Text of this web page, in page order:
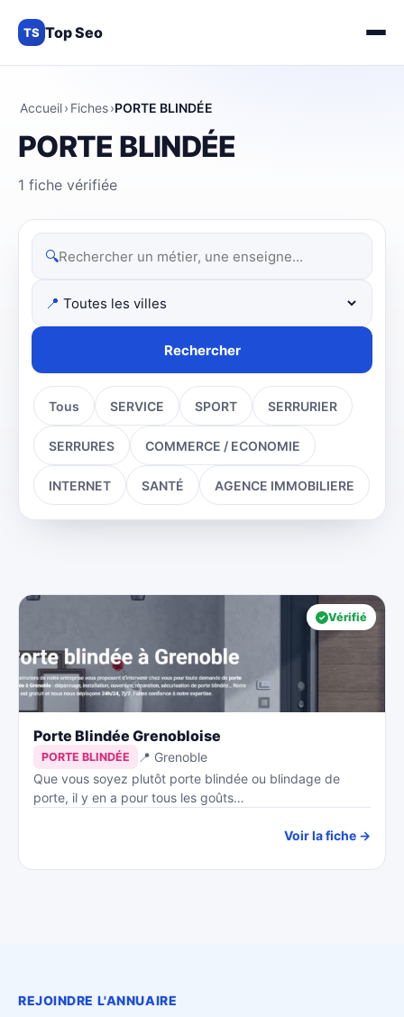
TS Top Seo
Accueil› Fiches›PORTE BLINDÉE
PORTE BLINDÉE
1 fiche vérifiée
🔍
📍
Rechercher
Tous SERVICE SPORT SERRURIER
SERRURES COMMERCE / ECONOMIE
INTERNET SANTÉ AGENCE IMMOBILIERE
Vérifié
Porte Blindée Grenobloise
PORTE BLINDÉE
📍 Grenoble
Que vous soyez plutôt porte blindée ou blindage de
porte, il y en a pour tous les goûts…
Voir la fiche →
REJOINDRE L'ANNUAIRE